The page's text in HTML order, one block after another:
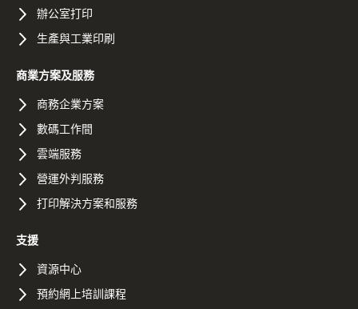
辦公室打印
生產與工業印刷
商業方案及服務
商務企業方案
數碼工作間
雲端服務
營運外判服務
打印解決方案和服務
支援
資源中心
預約網上培訓課程